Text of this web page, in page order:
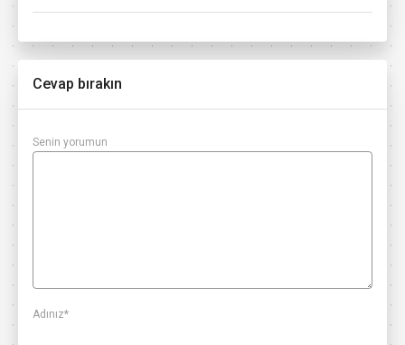
Cevap bırakın
Senin yorumun
Adınız*